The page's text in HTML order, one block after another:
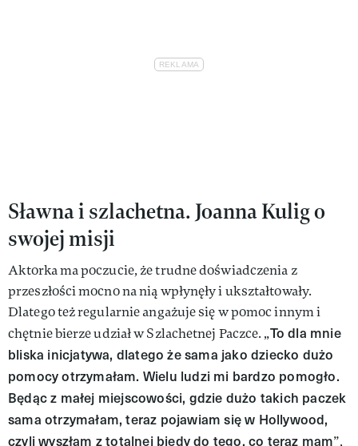
Sławna i szlachetna. Joanna Kulig o
swojej misji
Aktorka ma poczucie, że trudne doświadczenia z
przeszłości mocno na nią wpłynęły i ukształtowały.
Dlatego też regularnie angażuje się w pomoc innym i
chętnie bierze udział w Szlachetnej Paczce. „To dla mnie
bliska inicjatywa, dlatego że sama jako dziecko dużo
pomocy otrzymałam. Wielu ludzi mi bardzo pomogło.
Będąc z małej miejscowości, gdzie dużo takich paczek
sama otrzymałam, teraz pojawiam się w Hollywood,
czyli wyszłam z totalnej biedy do tego, co teraz mam”,